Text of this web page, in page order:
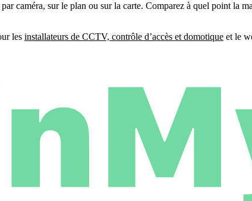
caméra, sur le plan ou sur la carte. Comparez à quel point la
les installateurs de CCTV, contrôle d’accès et domotique et le